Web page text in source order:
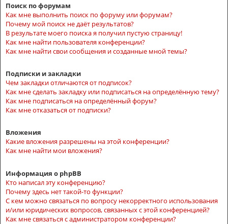
Поиск по форумам
Как мне выполнить поиск по форуму или форумам?
Почему мой поиск не даёт результатов?
В результате моего поиска я получил пустую страницу!
Как мне найти пользователя конференции?
Как мне найти свои сообщения и созданные мной темы?
Подписки и закладки
Чем закладки отличаются от подписок?
Как мне сделать закладку или подписаться на определённую тему?
Как мне подписаться на определённый форум?
Как мне отказаться от подписки?
Вложения
Какие вложения разрешены на этой конференции?
Как мне найти мои вложения?
Информация о phpBB
Кто написал эту конференцию?
Почему здесь нет такой-то функции?
С кем можно связаться по вопросу некорректного использования
и/или юридических вопросов, связанных с этой конференцией?
Как мне связаться с администратором конференции?